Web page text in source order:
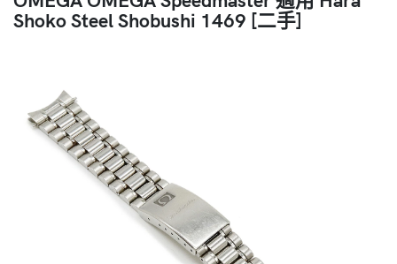
Shoko Steel Shobushi 1469 [二手]